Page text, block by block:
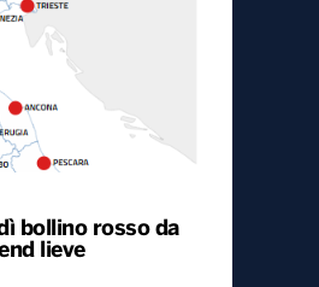
bollino rosso da
lieve